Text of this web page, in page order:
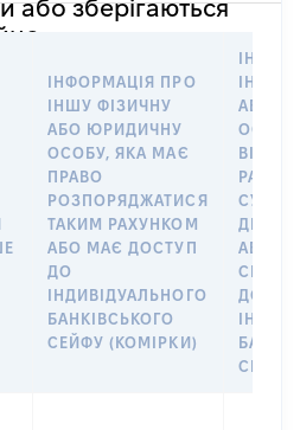
або зберігаються
ІНФОРМАЦІЯ ПРО
ІНШУ ФІЗИЧНУ
АБО ЮРИДИЧНУ
ОСОБУ, ЯКА МАЄ
ПРАВО
РОЗПОРЯДЖАТИСЯ
ТАКИМ РАХУНКОМ
АБО МАЄ ДОСТУП
ДО
ІНДИВІДУАЛЬНОГО
БАНКІВСЬКОГО
СЕЙФУ (КОМІРКИ)
ІНШУ
АБО
АБО
СІМ’Ї
СЕЙФУ